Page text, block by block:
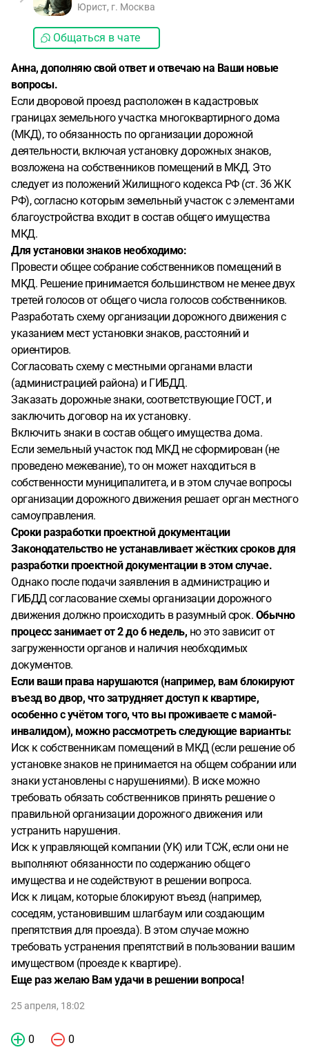
Юрист, г. Москва
Общаться в чате
Анна, дополняю свой ответ и отвечаю на Ваши новые
вопросы.
Если дворовой проезд расположен в кадастровых
границах земельного участка многоквартирного дома
(МКД), то обязанность по организации дорожной
деятельности, включая установку дорожных знаков,
возложена на собственников помещений в МКД. Это
следует из положений Жилищного кодекса РФ (ст. 36 ЖК
РФ), согласно которым земельный участок с элементами
благоустройства входит в состав общего имущества
МКД.
Для установки знаков необходимо:
Провести общее собрание собственников помещений в
МКД. Решение принимается большинством не менее двух
третей голосов от общего числа голосов собственников.
Разработать схему организации дорожного движения с
указанием мест установки знаков, расстояний и
ориентиров.
Согласовать схему с местными органами власти
(администрацией района) и ГИБДД.
Заказать дорожные знаки, соответствующие ГОСТ, и
заключить договор на их установку.
Включить знаки в состав общего имущества дома.
Если земельный участок под МКД не сформирован (не
проведено межевание), то он может находиться в
собственности муниципалитета, и в этом случае вопросы
организации дорожного движения решает орган местного
самоуправления.
Сроки разработки проектной документации
Законодательство не устанавливает жёстких сроков для
разработки проектной документации в этом случае.
Однако после подачи заявления в администрацию и
ГИБДД согласование схемы организации дорожного
движения должно происходить в разумный срок. Обычно
процесс занимает от 2 до 6 недель, но это зависит от
загруженности органов и наличия необходимых
документов.
Если ваши права нарушаются (например, вам блокируют
въезд во двор, что затрудняет доступ к квартире,
особенно с учётом того, что вы проживаете с мамой-
инвалидом), можно рассмотреть следующие варианты:
Иск к собственникам помещений в МКД (если решение об
установке знаков не принимается на общем собрании или
знаки установлены с нарушениями). В иске можно
требовать обязать собственников принять решение о
правильной организации дорожного движения или
устранить нарушения.
Иск к управляющей компании (УК) или ТСЖ, если они не
выполняют обязанности по содержанию общего
имущества и не содействуют в решении вопроса.
Иск к лицам, которые блокируют въезд (например,
соседям, установившим шлагбаум или создающим
препятствия для проезда). В этом случае можно
требовать устранения препятствий в пользовании вашим
имуществом (проезде к квартире).
Еще раз желаю Вам удачи в решении вопроса!
25 апреля, 18:02
0 0